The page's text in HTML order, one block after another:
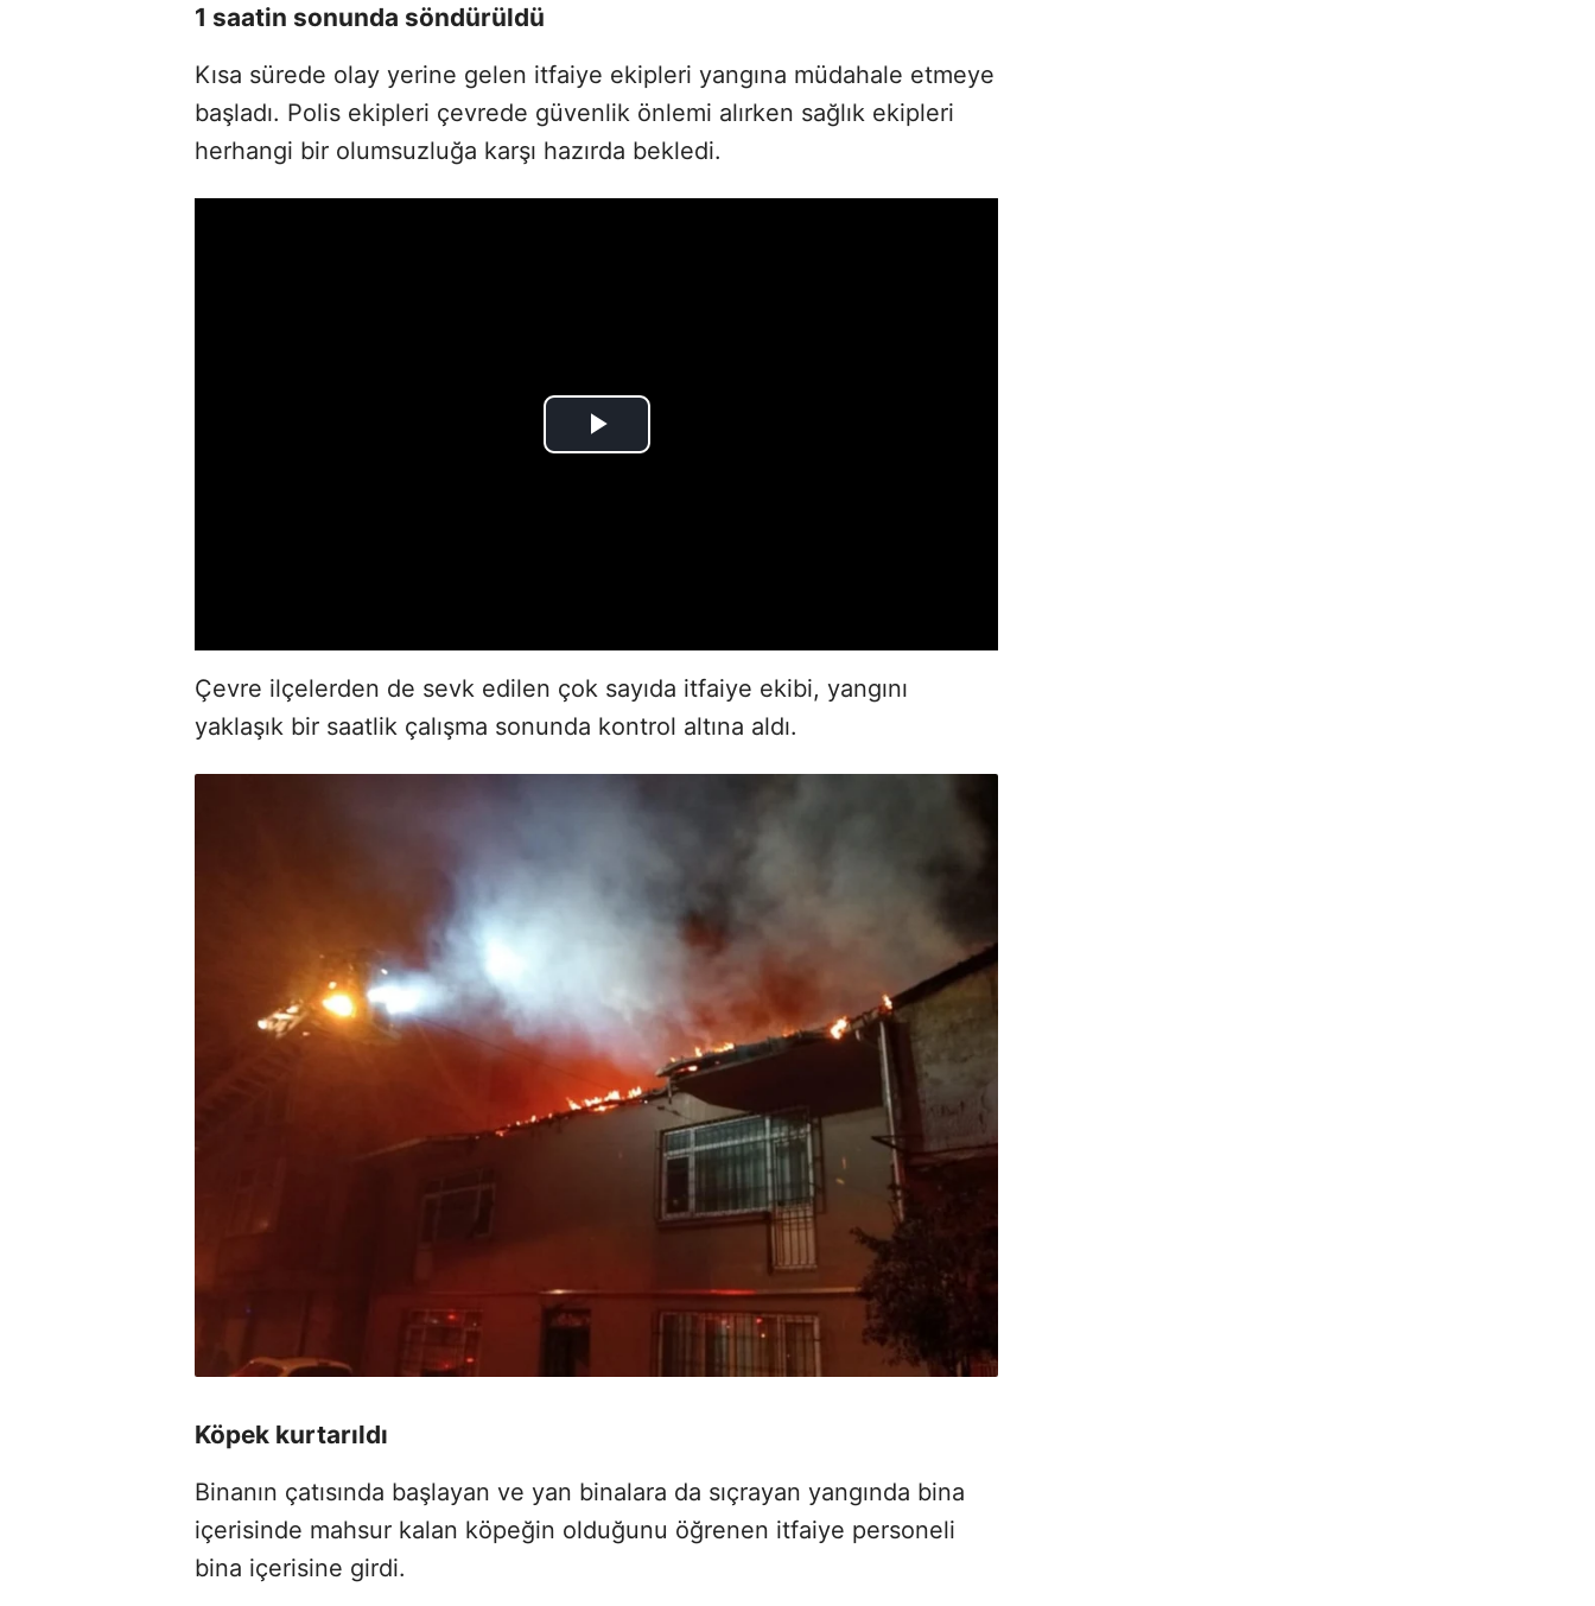
1 saatin sonunda söndürüldü
Kısa sürede olay yerine gelen itfaiye ekipleri yangına müdahale etmeye
başladı. Polis ekipleri çevrede güvenlik önlemi alırken sağlık ekipleri
herhangi bir olumsuzluğa karşı hazırda bekledi.
Çevre ilçelerden de sevk edilen çok sayıda itfaiye ekibi, yangını
yaklaşık bir saatlik çalışma sonunda kontrol altına aldı.
Köpek kurtarıldı
Binanın çatısında başlayan ve yan binalara da sıçrayan yangında bina
içerisinde mahsur kalan köpeğin olduğunu öğrenen itfaiye personeli
bina içerisine girdi.